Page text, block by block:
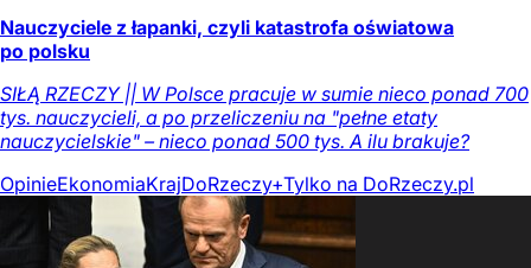
Nauczyciele z łapanki, czyli katastrofa oświatowa
po polsku
SIŁĄ RZECZY || W Polsce pracuje w sumie nieco ponad 700
tys. nauczycieli, a po przeliczeniu na "pełne etaty
nauczycielskie" – nieco ponad 500 tys. A ilu brakuje?
OpinieEkonomiaKrajDoRzeczy+Tylko na DoRzeczy.pl